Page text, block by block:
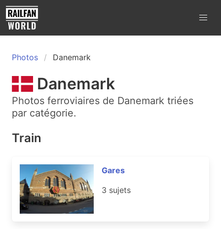
Photos Danemark
Danemark
Photos ferroviaires de Danemark triées
par catégorie.
Train
Gares
3 sujets